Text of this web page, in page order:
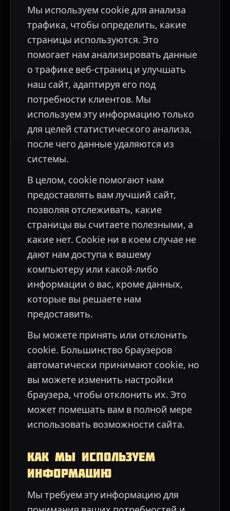
Мы используем cookie для анализа
трафика, чтобы определить, какие
страницы используются. Это
помогает нам анализировать данные
о трафике веб-страниц и улучшать
наш сайт, адаптируя его под
потребности клиентов. Мы
используем эту информацию только
для целей статистического анализа,
после чего данные удаляются из
системы.
В целом, cookie помогают нам
предоставлять вам лучший сайт,
позволяя отслеживать, какие
страницы вы считаете полезными, а
какие нет. Cookie ни в коем случае не
дают нам доступа к вашему
компьютеру или какой-либо
информации о вас, кроме данных,
которые вы решаете нам
предоставить.
Вы можете принять или отклонить
cookie. Большинство браузеров
автоматически принимают cookie, но
вы можете изменить настройки
браузера, чтобы отклонить их. Это
может помешать вам в полной мере
использовать возможности сайта.
Как мы используем
информацию
Мы требуем эту информацию для